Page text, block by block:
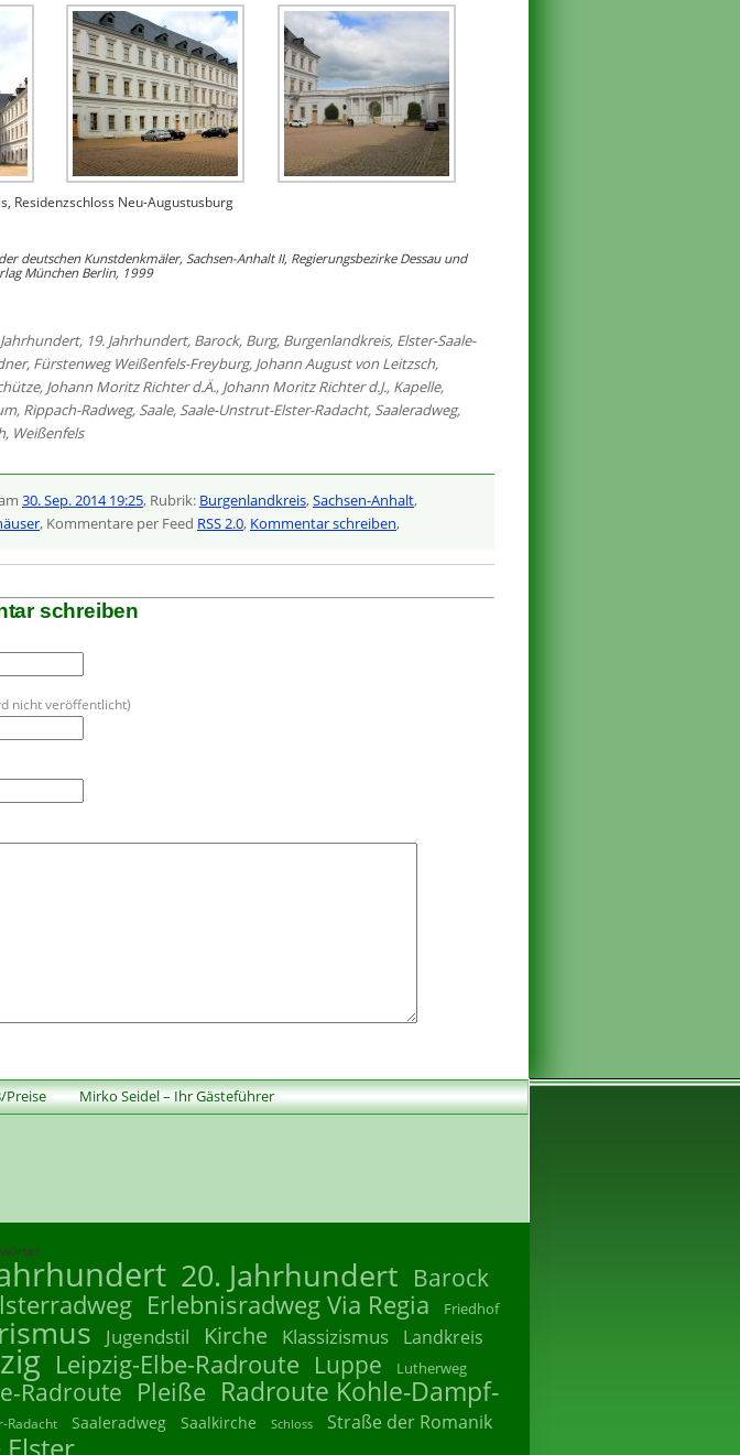
Residenzschloss Neu-Augustusburg
deutschen Kunstdenkmäler, Sachsen-Anhalt II, Regierungsbezirke Dessau und
München Berlin, 1999
Jahrhundert, 19. Jahrhundert, Barock, Burg, Burgenlandkreis, Elster-Saale-
, Fürstenweg Weißenfels-Freyburg, Johann August von Leitzsch,
, Johann Moritz Richter d.Ä., Johann Moritz Richter d.J., Kapelle,
, Rippach-Radweg, Saale, Saale-Unstrut-Elster-Radacht, Saaleradweg,
, Weißenfels
30. Sep. 2014 19:25, Rubrik: Burgenlandkreis,Sachsen-Anhalt,
, Kommentare per Feed RSS 2.0, Kommentar schreiben,
schreiben
nicht veröffentlicht)
Preise Mirko Seidel – Ihr Gästeführer
20. Jahrhundert Barock
Erlebnisradweg Via Regia Friedhof
Jugendstil Kirche Klassizismus
Landkreis
Leipzig-Elbe-Radroute Luppe Lutherweg
Radroute Pleiße Radroute Kohle-Dampf-
Radacht Saaleradweg Saalkirche Schloss Straße der Romanik